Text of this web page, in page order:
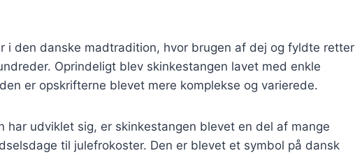
i den danske madtradition, hvor brugen af dej og fyldte retter
Oprindeligt blev skinkestangen lavet med enkle
er opskrifterne blevet mere komplekse og varierede.
har udviklet sig, er skinkestangen blevet en del af mange
til julefrokoster. Den er blevet et symbol på dansk